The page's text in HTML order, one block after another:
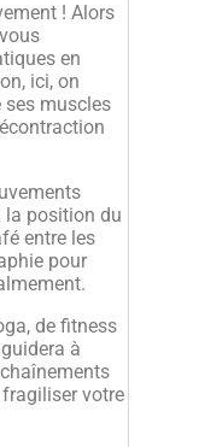
! Alors
en
ici, on
ses muscles
la position du
entre les
pour
de fitness
à
votre